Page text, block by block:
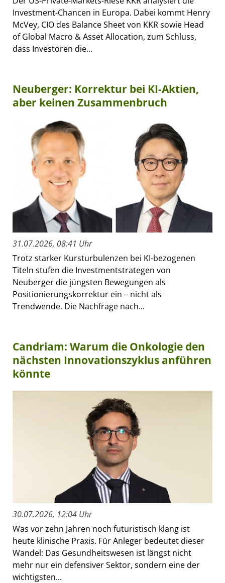
Investment-Chancen in Europa. Dabei kommt Henry
McVey, CIO des Balance Sheet von KKR sowie Head
of Global Macro & Asset Allocation, zum Schluss,
dass Investoren die...
Neuberger: Korrektur bei KI-Aktien,
aber keinen Zusammenbruch
31.07.2026, 08:41 Uhr
Trotz starker Kursturbulenzen bei KI-bezogenen
Titeln stufen die Investmentstrategen von
Neuberger die jüngsten Bewegungen als
Positionierungskorrektur ein – nicht als
Trendwende. Die Nachfrage nach...
Candriam: Warum die Onkologie den
nächsten Innovationszyklus anführen
könnte
30.07.2026, 12:04 Uhr
Was vor zehn Jahren noch futuristisch klang ist
heute klinische Praxis. Für Anleger bedeutet dieser
Wandel: Das Gesundheitswesen ist längst nicht
mehr nur ein defensiver Sektor, sondern eine der
wichtigsten...